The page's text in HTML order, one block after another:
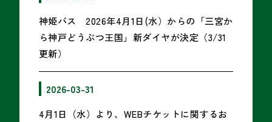
神姫バス 2026年4月1日(水）からの「三宮か
ら神戸どうぶつ王国」新ダイヤが決定（3/31
更新）
2026-03-31
4月1日（水）より、WEBチケットに関するお